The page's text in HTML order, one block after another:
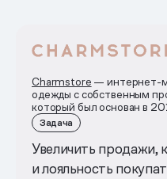
Charmstore — интернет-
одежды с собственным
который был основан в
Задача
Увеличить продажи,
и лояльность